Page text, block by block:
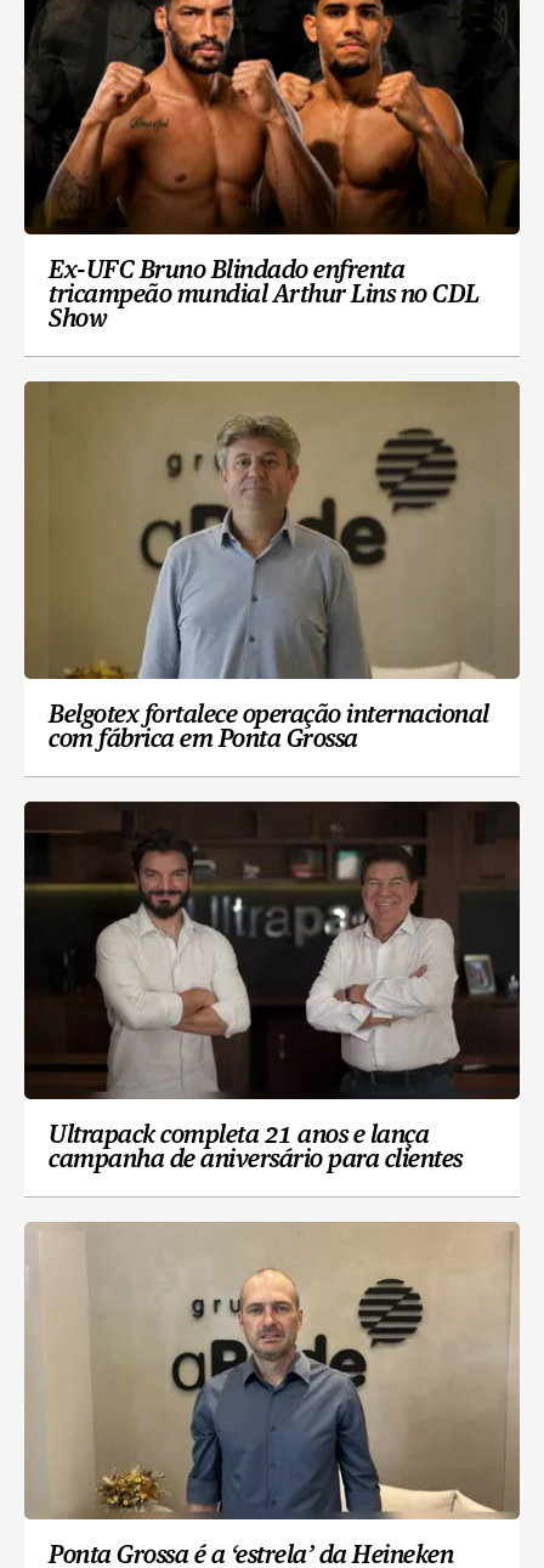
Ex-UFC Bruno Blindado enfrenta
tricampeão mundial Arthur Lins no CDL
Show
Belgotex fortalece operação internacional
com fábrica em Ponta Grossa
Ultrapack completa 21 anos e lança
campanha de aniversário para clientes
Ponta Grossa é a ‘estrela’ da Heineken